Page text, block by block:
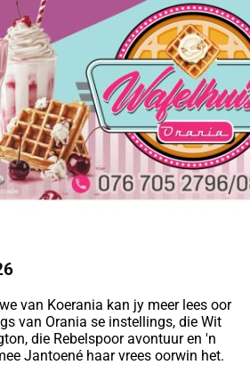
van Koerania kan jy meer lees oor
van Orania se instellings, die Wit
die Rebelspoor avontuur en 'n
Jantoené haar vrees oorwin het.